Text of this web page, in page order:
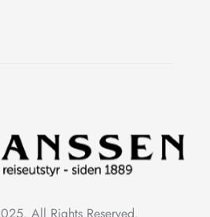
All Rights Reserved.